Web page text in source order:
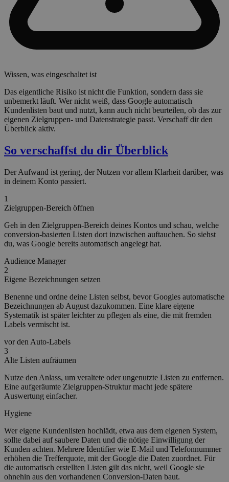
Wissen, was eingeschaltet ist
Das eigentliche Risiko ist nicht die Funktion, sondern dass sie
unbemerkt läuft. Wer nicht weiß, dass Google automatisch
Kundenlisten baut und nutzt, kann auch nicht beurteilen, ob das zur
eigenen Zielgruppen- und Datenstrategie passt. Verschaff dir den
Überblick aktiv.
So verschaffst du dir Überblick
Der Aufwand ist gering, der Nutzen vor allem Klarheit darüber, was
in deinem Konto passiert.
1
Zielgruppen-Bereich öffnen
Geh in den Zielgruppen-Bereich deines Kontos und schau, welche
conversion-basierten Listen dort inzwischen auftauchen. So siehst
du, was Google bereits automatisch angelegt hat.
Audience Manager
2
Eigene Bezeichnungen setzen
Benenne und ordne deine Listen selbst, bevor Googles automatische
Bezeichnungen ab August dazukommen. Eine klare eigene
Systematik ist später leichter zu pflegen als eine, die mit fremden
Labels vermischt ist.
vor den Auto-Labels
3
Alte Listen aufräumen
Nutze den Anlass, um veraltete oder ungenutzte Listen zu entfernen.
Eine aufgeräumte Zielgruppen-Struktur macht jede spätere
Auswertung einfacher.
Hygiene
Wer eigene Kundenlisten hochlädt, etwa aus dem eigenen System,
sollte dabei auf saubere Daten und die nötige Einwilligung der
Kunden achten. Mehrere Identifier wie E-Mail und Telefonnummer
erhöhen die Trefferquote, mit der Google die Daten zuordnet. Für
die automatisch erstellten Listen gilt das nicht, weil Google sie
ohnehin aus den vorhandenen Conversion-Daten baut.